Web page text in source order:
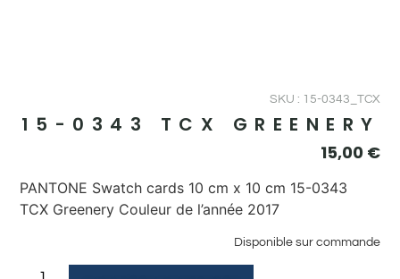
SKU : 15-0343_TCX
15-0343 TCX GREENERY
15,00 €
PANTONE Swatch cards 10 cm x 10 cm 15-0343
TCX Greenery Couleur de l’année 2017
Disponible sur commande